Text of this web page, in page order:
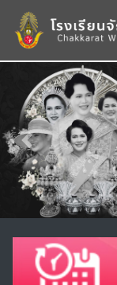
Previous